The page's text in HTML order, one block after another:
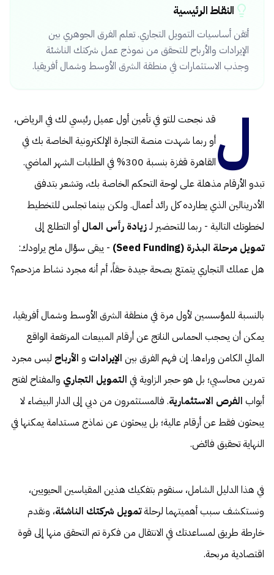
النقاط الرئيسية
أتقن أساسيات التمويل التجاري. تعلم الفرق الجوهري بين
الإيرادات والأرباح للتحقق من نموذج عمل شركتك الناشئة
وجذب الاستثمارات في منطقة الشرق الأوسط وشمال أفريقيا.
لقد نجحت للتو في تأمين أول عميل رئيسي لك في الرياض،
أو ربما شهدت منصة التجارة الإلكترونية الخاصة بك في
القاهرة قفزة بنسبة 300% في الطلبات الشهر الماضي.
تبدو الأرقام مذهلة على لوحة التحكم الخاصة بك، وتشعر بتدفق
الأدرينالين الذي يطارده كل رائد أعمال. ولكن بينما تجلس للتخطيط
لخطوتك التالية - ربما للتحضير لـزيادة رأس المال أو التطلع إلى
تمويل مرحلة البذرة (Seed Funding)
- يبقى سؤال ملح يراودك:
هل عملك التجاري يتمتع بصحة جيدة حقاً، أم أنه مجرد نشاط مزدحم؟
بالنسبة للمؤسسين لأول مرة في منطقة الشرق الأوسط وشمال أفريقيا،
يمكن أن يحجب الحماس الناتج عن أرقام المبيعات المرتفعة الواقع
المالي الكامن وراءها. إن فهم الفرق بين الإيرادات و الأرباح ليس مجرد
تمرين محاسبي؛ بل هو حجر الزاوية في التمويل التجاري والمفتاح لفتح
أبواب الفرص الاستثمارية. فالمستثمرون من دبي إلى الدار البيضاء لا
يبحثون فقط عن أرقام عالية؛ بل يبحثون عن نماذج مستدامة يمكنها في
النهاية تحقيق فائض.
في هذا الدليل الشامل، سنقوم بتفكيك هذين المقياسين الحيويين،
ونستكشف سبب أهميتهما لرحلةتمويل شركتك الناشئة، ونقدم
خارطة طريق لمساعدتك في الانتقال من فكرة تم التحقق منها إلى قوة
اقتصادية مربحة.